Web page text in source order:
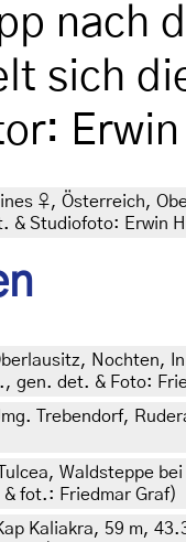
nach
sich
♀, Österreich,
& Studiofoto: Erwin
Nochten,
gen. det. & Foto:
Trebendorf,
Waldsteppe
fot.: Friedmar Graf)
Kaliakra, 59 m,